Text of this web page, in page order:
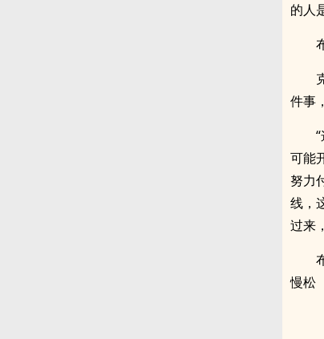
的人
件事
可能
努力
线，
过来
慢松